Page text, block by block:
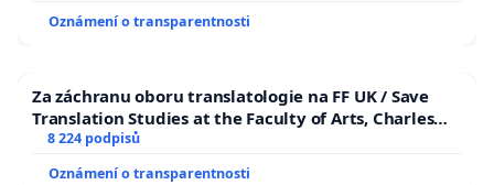
Oznámení o transparentnosti
Za záchranu oboru translatologie na FF UK / Save
Translation Studies at the Faculty of Arts, Charles
University
8 224 podpisů
Oznámení o transparentnosti